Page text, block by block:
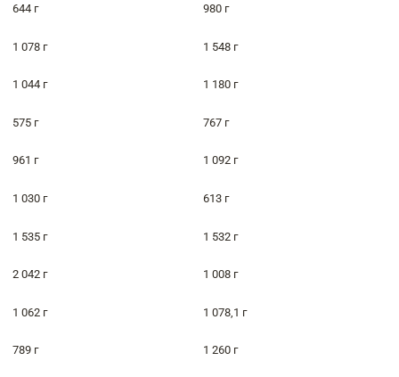
644 г 980 г
1 078 г 1 548 г
1 044 г 1 180 г
575 г 767 г
961 г 1 092 г
1 030 г 613 г
1 535 г 1 532 г
2 042 г 1 008 г
1 062 г 1 078,1 г
789 г 1 260 г